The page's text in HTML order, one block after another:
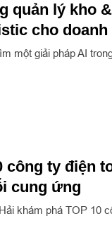
quản lý kho
cho doanh
một giải pháp AI
công ty điện
cung ứng
khám phá TOP 10